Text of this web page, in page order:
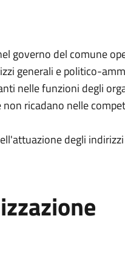
governo del comune
generali e politico-
nelle funzioni degli
ricadano nelle
degli